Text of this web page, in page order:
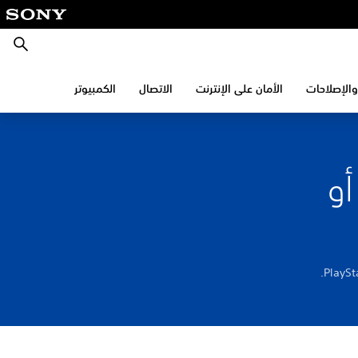
بحث
الأمان على الإنترنت الاتصال الكمبيوتر